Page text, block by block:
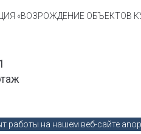
«ВОЗРОЖДЕНИЕ ОБЪЕКТОВ
работы на нашем веб-сайте